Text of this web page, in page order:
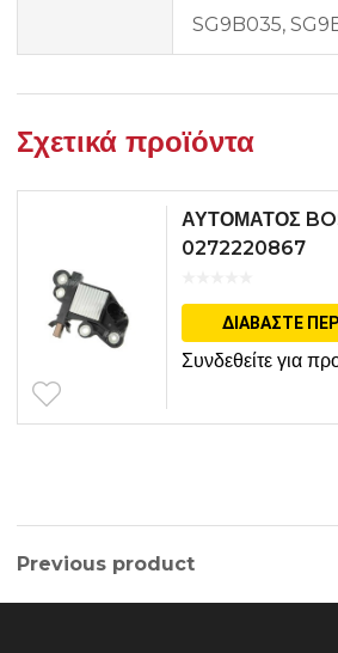
SG9B035,
Σχετικά προϊόντα
ΑΥΤΟΜΑΤΟΣ
0272220867
ΔΙΑΒΆΣΤΕ
Συνδεθείτε για
Previous product